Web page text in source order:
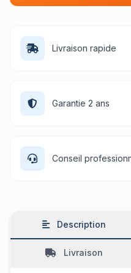
Livraison rapide
Garantie 2 ans
Conseil
Description
Livraison